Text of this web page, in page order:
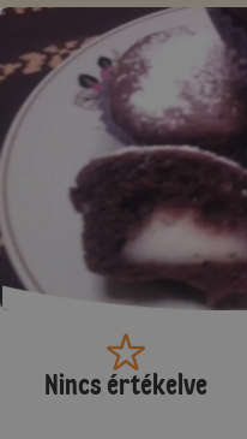
Nincs értékelve